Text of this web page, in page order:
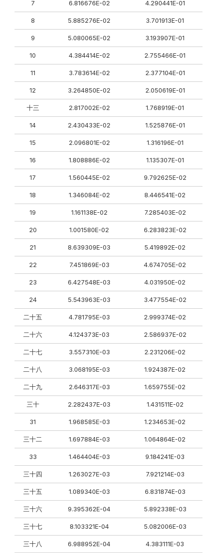
7 6.816676E-02 4.290441E-01
8 5.885276E-02 3.701913E-01
9 5.080065E-02 3.193907E-01
10 4.384414E-02 2.755466E-01
11 3.783614E-02 2.377104E-01
12 3.264850E-02 2.050619E-01
十三 2.817002E-02 1.768919E-01
14 2.430433E-02 1.525876E-01
15 2.096801E-02 1.316196E-01
16 1.808886E-02 1.135307E-01
17 1.560445E-02 9.792625E-02
18 1.346084E-02 8.446541E-02
19 1.161138E-02 7.285403E-02
20 1.001580E-02 6.283823E-02
21 8.639309E-03 5.419892E-02
22 7.451869E-03 4.674705E-02
23 6.427548E-03 4.031950E-02
24 5.543963E-03 3.477554E-02
二十五 4.781795E-03 2.999374E-02
二十六 4.124373E-03 2.586937E-02
二十七 3.557310E-03 2.231206E-02
二十八 3.068195E-03 1.924387E-02
二十九 2.646317E-03 1.659755E-02
三十 2.282437E-03 1.431511E-02
31 1.968585E-03 1.234653E-02
三十二 1.697884E-03 1.064864E-02
33 1.464404E-03 9.184241E-03
三十四 1.263027E-03 7.921214E-03
三十五 1.089340E-03 6.831874E-03
三十六 9.395362E-04 5.892338E-03
三十七 8.103321E-04 5.082006E-03
三十八 6.988952E-04 4.383111E-03